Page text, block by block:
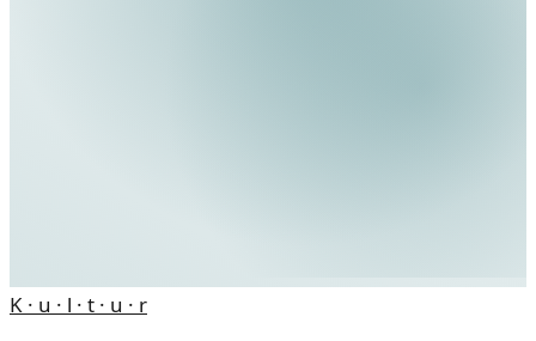
K · u · l · t · u · r